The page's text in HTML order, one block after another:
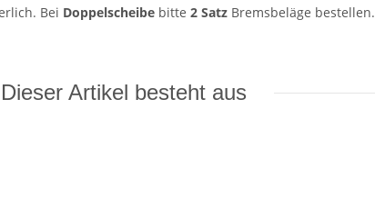
Bei Doppelscheibe bitte 2 Satz Bremsbeläge bestellen.
Dieser Artikel besteht aus